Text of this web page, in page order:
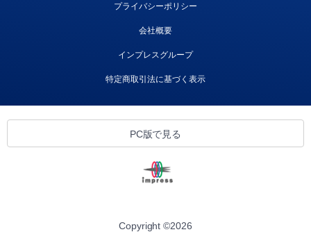
プライバシーポリシー
会社概要
インプレスグループ
特定商取引法に基づく表示
PC版で見る
Copyright ©2026